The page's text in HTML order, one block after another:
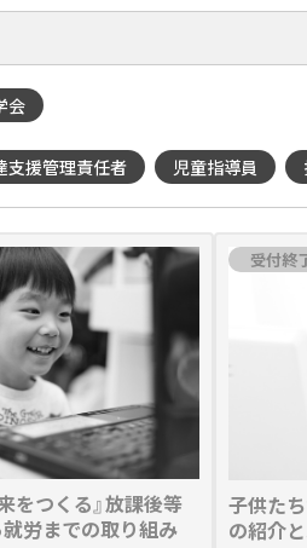
会
支援管理責任者 児童指導員
をつくる』放課後等
労までの取り組み
受付終
子供た
の紹介